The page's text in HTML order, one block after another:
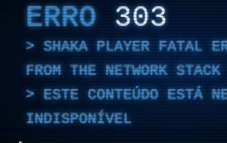
ERRO 303
SHAKA PLAYER FATAL
FROM THE NETWORK STACK
ESTE CONTEÚDO ESTÁ
INDISPONÍVEL